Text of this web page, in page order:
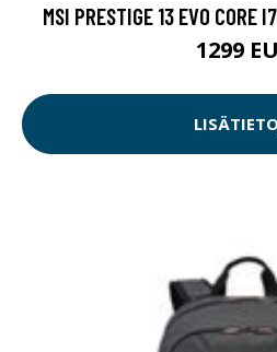
MSI PRESTIGE 13 EVO CORE
1299